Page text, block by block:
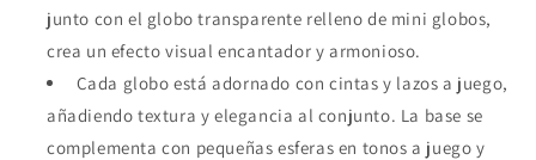
junto con el globo transparente relleno de mini globos,
crea un efecto visual encantador y armonioso.
Cada globo está adornado con cintas y lazos a juego,
añadiendo textura y elegancia al conjunto. La base se
complementa con pequeñas esferas en tonos a juego y